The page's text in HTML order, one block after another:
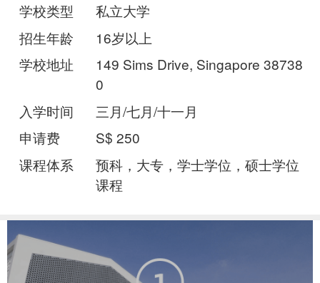
学校类型
私立大学
招生年龄
16岁以上
学校地址
149 Sims Drive, Singapore 38738
0
入学时间
三月/七月/十一月
申请费
S$ 250
课程体系
预科，大专，学士学位，硕士学位
课程